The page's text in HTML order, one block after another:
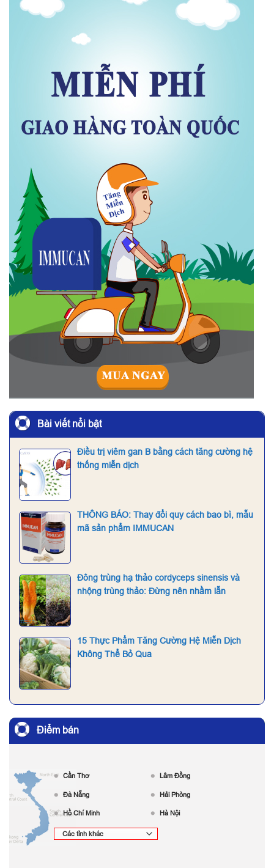
Bài viết nổi bật
Điều trị viêm gan B bằng cách tăng cường hệ
thống miễn dịch
THÔNG BÁO: Thay đổi quy cách bao bì, mẫu
mã sản phẩm IMMUCAN
Đông trùng hạ thảo cordyceps sinensis và
nhộng trùng thảo: Đừng nên nhầm lẫn
15 Thực Phẩm Tăng Cường Hệ Miễn Dịch
Không Thể Bỏ Qua
Điểm bán
Cần Thơ Lâm Đồng
Đà Nẵng Hải Phòng
Hồ Chí Minh Hà Nội